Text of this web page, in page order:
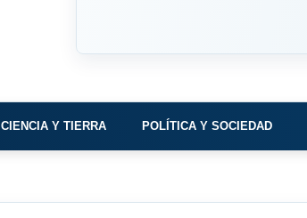
CIENCIA Y TIERRA POLÍTICA Y SOCIEDAD